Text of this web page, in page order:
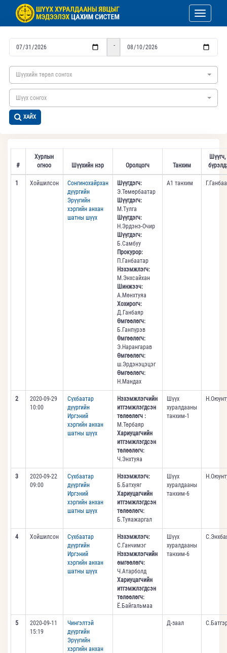
Toggle
-
Шүүхийн төрөл сонгох
Шүүх сонгох
ХАЙХ
#
Хурлын
огноо
Шүүхийн нэр Оролцогч Танхим
Шүүгч,
1 Хойшилсон
Сонгинохайрхан
дүүргийн
Эрүүгийн
хэргийн анхан
шатны шүүх
Шүүгдэгч:
Э.Төмөрбаатар
Шүүгдэгч:
М.Тулга
Шүүгдэгч:
Н.Эрдэнэ-Очир
Шүүгдэгч:
Б.Самбуу
Прокурор:
П.Ганбаатар
Нэхэмжлэгч:
М.Энхсайхан
Шинжээч:
А.Мөнхтуяа
Хохирогч:
Д.Ганбаяр
Өмгөөлөгч:
Б.Ганпүрэв
Өмгөөлөгч:
Э.Нарангарав
Өмгөөлөгч:
ш.Эрдэнэцэцэг
Өмгөөлөгч:
Н.Мандах
А1 танхим
2
2020-09-29
10:00
Сүхбаатар
дүүргийн
Иргэний
хэргийн анхан
шатны шүүх
Нэхэмжлэгчийн
итгэмжлэгдсэн
төлөөлөгч :
М.Төрбаяр
Хариуцагчийн
итгэмжлэгдсэн
төлөөлөгч:
Ч.Энхтуяа
Шүүх
хуралдааны
танхим-1
3
2020-09-22
09:00
Сүхбаатар
дүүргийн
Иргэний
хэргийн анхан
шатны шүүх
Нэхэмжлэгч:
Б.Батхуяг
Хариуцагчийн
итгэмжлэгдсэн
төлөөлөгч:
Б.Туяажаргал
Шүүх
хуралдааны
танхим-6
4 Хойшилсон
Сүхбаатар
дүүргийн
Иргэний
хэргийн анхан
шатны шүүх
Нэхэмжлэгч:
С.Ганчимэг
Нэхэмжлэгчийн
өмгөөлөгч:
Ч.Атарболд
Хариуцагчийн
итгэмжлэгдсэн
төлөөлөгч:
Ё.Байгальмаа
Шүүх
хуралдааны
танхим-6
5
2020-09-11
15:19
Чингэлтэй
дүүргийн
Эрүүгийн
хэргийн анхан
Д-заал